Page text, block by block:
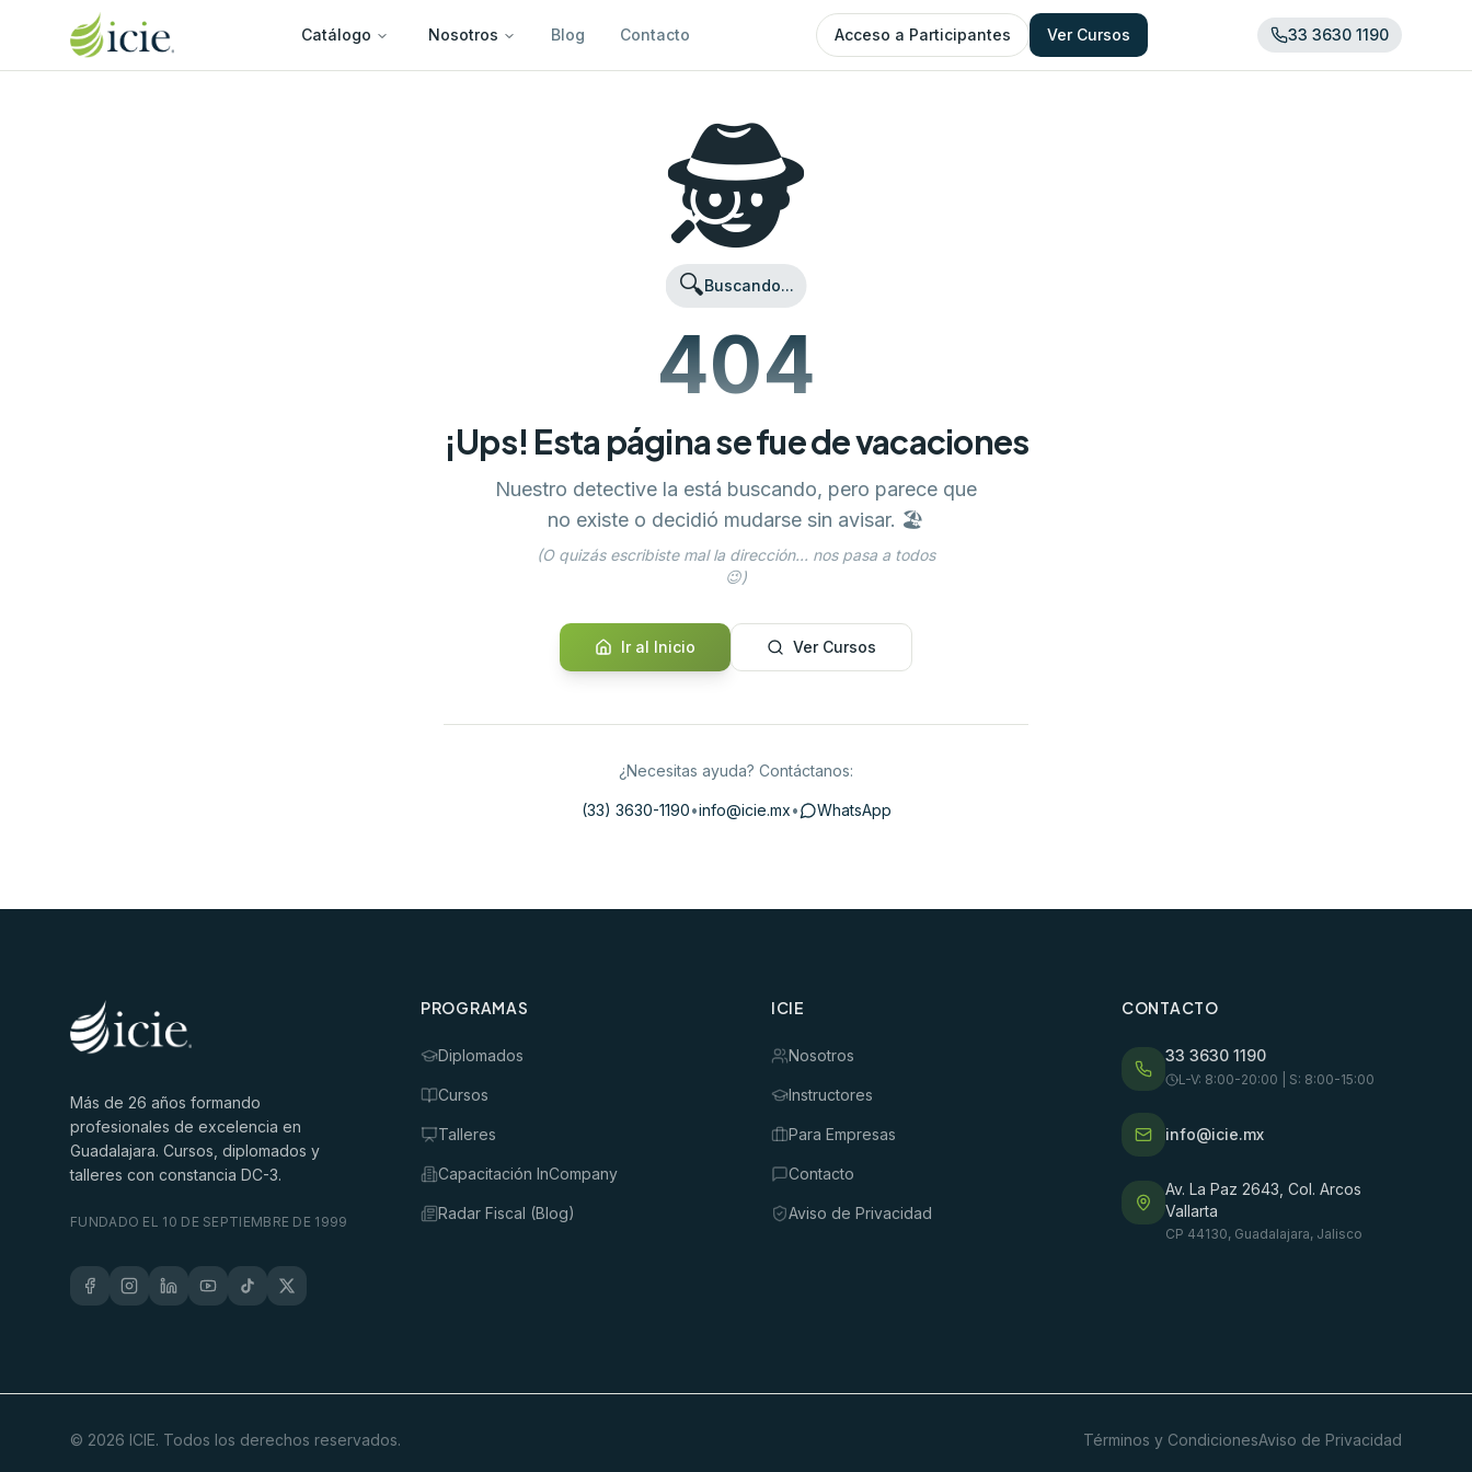
Catálogo Nosotros Blog Contacto Acceso a Participantes Ver Cursos 33 3630 1190
🕵️
🔍Buscando...
404
¡Ups! Esta página se fue de vacaciones
Nuestro detective la está buscando, pero parece que
no existe o decidió mudarse sin avisar. 🏖️
(O quizás escribiste mal la dirección... nos pasa a todos
😉)
Ir al Inicio Ver Cursos
¿Necesitas ayuda? Contáctanos:
(33) 3630-1190•info@icie.mx• WhatsApp
Más de 26 años formando
profesionales de excelencia en
Guadalajara. Cursos, diplomados y
talleres con constancia DC-3.
FUNDADO EL 10 DE SEPTIEMBRE DE 1999
PROGRAMAS
Diplomados
Cursos
Talleres
Capacitación InCompany
Radar Fiscal (Blog)
ICIE
Nosotros
Instructores
Para Empresas
Contacto
Aviso de Privacidad
CONTACTO
33 3630 1190
L-V: 8:00-20:00 | S: 8:00-15:00
info@icie.mx
Av. La Paz 2643, Col. Arcos
Vallarta
CP 44130, Guadalajara, Jalisco
© 2026 ICIE. Todos los derechos reservados. Términos y CondicionesAviso de Privacidad